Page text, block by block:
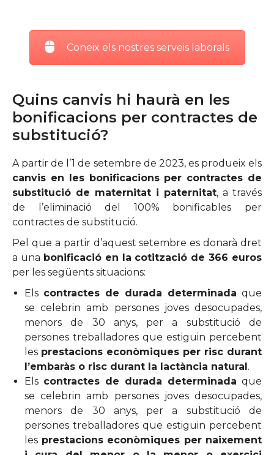
Coneix els nostres serveis laborals
Quins canvis hi haurà en les
bonificacions per contractes de
substitució?
A partir de l’1 de setembre de 2023, es produeix els
canvis en les bonificacions per contractes de
substitució de maternitat i paternitat, a través
de l’eliminació del 100% bonificables per
contractes de substitució.
Pel que a partir d’aquest setembre es donarà dret
a una bonificació en la cotització de 366 euros
per les següents situacions:
Els contractes de durada determinada que
se celebrin amb persones joves desocupades,
menors de 30 anys, per a substitució de
persones treballadores que estiguin percebent
les prestacions econòmiques per risc durant
l’embaràs o risc durant la lactància natural.
Els contractes de durada determinada que
se celebrin amb persones joves desocupades,
menors de 30 anys, per a substitució de
persones treballadores que estiguin percebent
les prestacions econòmiques per naixement